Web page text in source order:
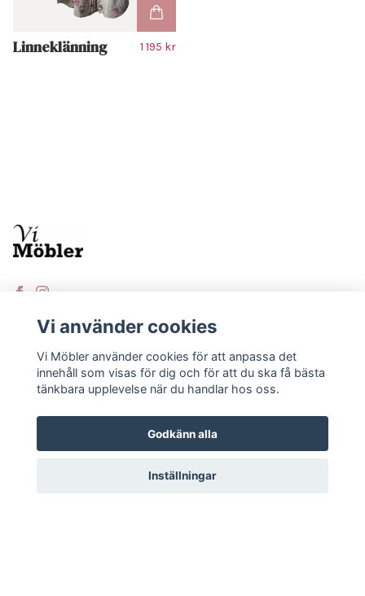
Linneklänning 1 195 kr
KUNDTJÄNST
Kontakt
Varumärken
Köpvillkor
Vi använder cookies
Vi Möbler använder cookies för att anpassa det
innehåll som visas för dig och för att du ska få bästa
tänkbara upplevelse när du handlar hos oss.
Godkänn alla
Inställningar